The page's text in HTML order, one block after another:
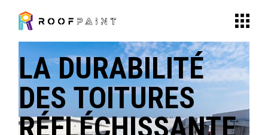
content
LA DURABILITÉ
DES TOITURES
RÉFLÉCHISSANTE